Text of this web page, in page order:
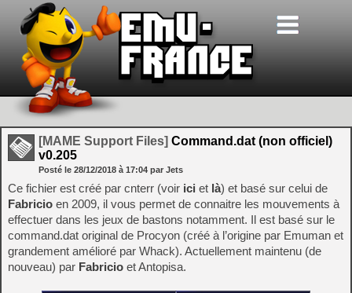
[MAME Support Files] Command.dat (non officiel)
v0.205
Posté le 28/12/2018 à 17:04 par Jets
Ce fichier est créé par cnterr (voir ici et là) et basé sur celui de
Fabricio en 2009, il vous permet de connaitre les mouvements à
effectuer dans les jeux de bastons notamment. Il est basé sur le
command.dat original de Procyon (créé à l’origine par Emuman et
grandement amélioré par Whack). Actuellement maintenu (de
nouveau) par Fabricio et Antopisa.